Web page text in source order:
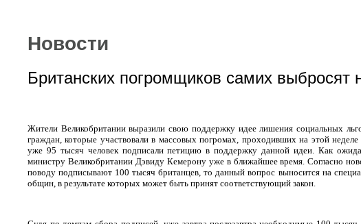
Новости
Британских погромщиков самих выбросят
Жители Великобритании выразили свою поддержку идее лишения социальных
граждан, которые участвовали в массовых погромах, проходивших на этой
уже 95 тысяч человек подписали петицию в поддержку данной идеи. Как
министру Великобритании Дэвиду Кемерону уже в ближайшее время. Согласно
поводу подписывают 100 тысяч британцев, то данный вопрос выносится на
общин, в результате которых может быть принят соответствующий закон.